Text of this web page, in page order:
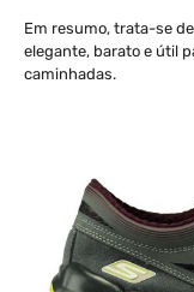
Em resumo, trata-se
elegante, barato e útil
caminhadas.